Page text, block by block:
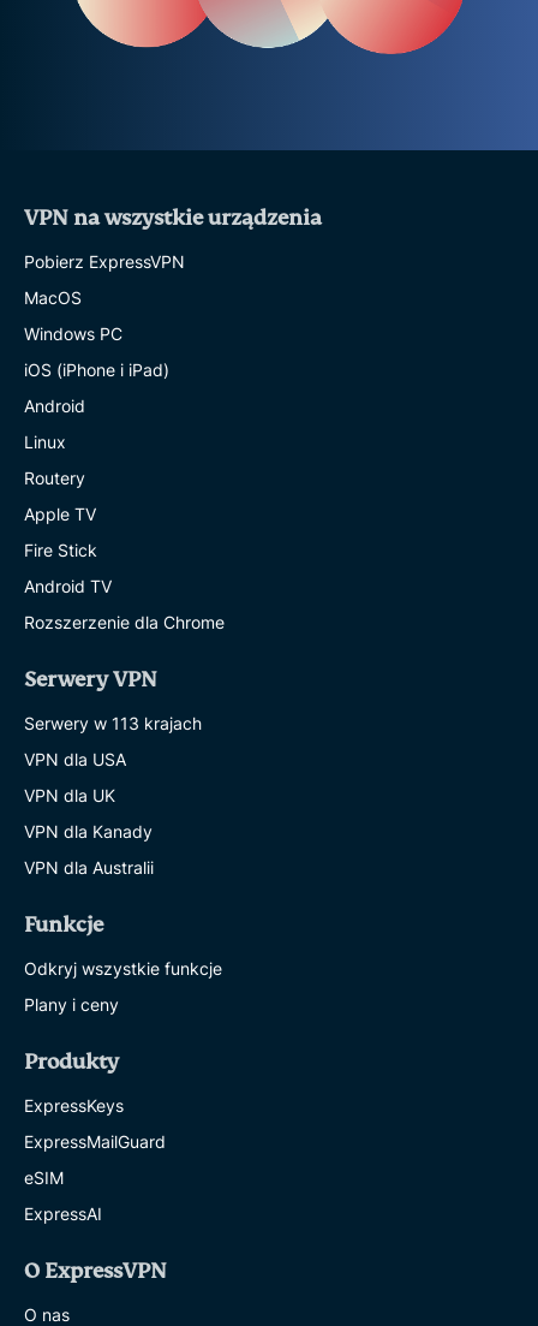
VPN na wszystkie urządzenia
Pobierz ExpressVPN
MacOS
Windows PC
iOS (iPhone i iPad)
Android
Linux
Routery
Apple TV
Fire Stick
Android TV
Rozszerzenie dla Chrome
Serwery VPN
Serwery w 113 krajach
VPN dla USA
VPN dla UK
VPN dla Kanady
VPN dla Australii
Funkcje
Odkryj wszystkie funkcje
Plany i ceny
Produkty
ExpressKeys
ExpressMailGuard
eSIM
ExpressAI
O ExpressVPN
O nas